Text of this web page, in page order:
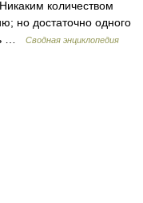
количеством
но достаточно одного
…
Сводная энциклопедия